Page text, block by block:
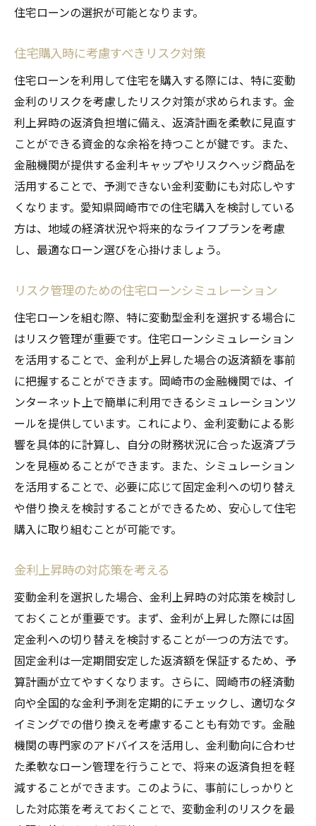
住宅ローンの選択が可能となります。
住宅購入時に考慮すべきリスク対策
住宅ローンを利用して住宅を購入する際には、特に変動
金利のリスクを考慮したリスク対策が求められます。金
利上昇時の返済負担増に備え、返済計画を柔軟に見直す
ことができる資金的な余裕を持つことが鍵です。また、
金融機関が提供する金利キャップやリスクヘッジ商品を
活用することで、予測できない金利変動にも対応しやす
くなります。愛知県岡崎市での住宅購入を検討している
方は、地域の経済状況や将来的なライフプランを考慮
し、最適なローン選びを心掛けましょう。
リスク管理のための住宅ローンシミュレーション
住宅ローンを組む際、特に変動型金利を選択する場合に
はリスク管理が重要です。住宅ローンシミュレーション
を活用することで、金利が上昇した場合の返済額を事前
に把握することができます。岡崎市の金融機関では、イ
ンターネット上で簡単に利用できるシミュレーションツ
ールを提供しています。これにより、金利変動による影
響を具体的に計算し、自分の財務状況に合った返済プラ
ンを見極めることができます。また、シミュレーション
を活用することで、必要に応じて固定金利への切り替え
や借り換えを検討することができるため、安心して住宅
購入に取り組むことが可能です。
金利上昇時の対応策を考える
変動金利を選択した場合、金利上昇時の対応策を検討し
ておくことが重要です。まず、金利が上昇した際には固
定金利への切り替えを検討することが一つの方法です。
固定金利は一定期間安定した返済額を保証するため、予
算計画が立てやすくなります。さらに、岡崎市の経済動
向や全国的な金利予測を定期的にチェックし、適切なタ
イミングでの借り換えを考慮することも有効です。金融
機関の専門家のアドバイスを活用し、金利動向に合わせ
た柔軟なローン管理を行うことで、将来の返済負担を軽
減することができます。このように、事前にしっかりと
した対応策を考えておくことで、変動金利のリスクを最